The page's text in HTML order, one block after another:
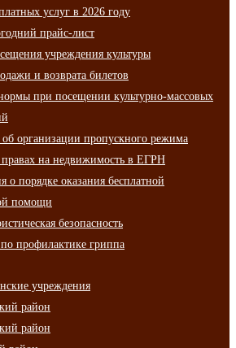
услуг в 2026 году
прайс-лист
учреждения культуры
и возврата билетов
при посещении культурно-массовых
организации пропускного режима
на недвижимость в ЕГРН
о порядке оказания бесплатной
помощи
безопасность
профилактике гриппа
учреждения
район
район